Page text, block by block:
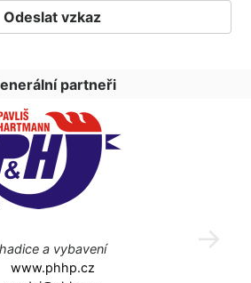
partneři
hadice a vybavení
www.phhp.cz